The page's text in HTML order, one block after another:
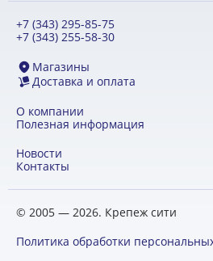
+7 (343) 295-85-75
+7 (343) 255-58-30
Магазины
Доставка и оплата
О компании
Полезная информация
Новости
Контакты
© 2005 — 2026. Крепеж сити
Политика обработки